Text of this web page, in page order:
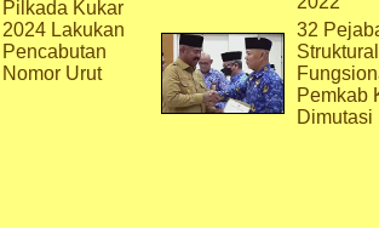
Pilkada Kukar
2024 Lakukan
Pencabutan
Nomor Urut
32
Pemkab
Dimutasi